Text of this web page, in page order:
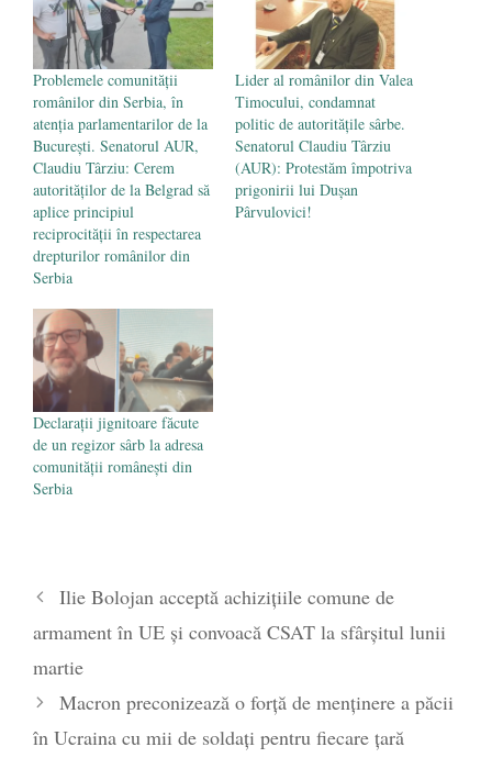
Problemele comunității
românilor din Serbia, în
atenția parlamentarilor de la
București. Senatorul AUR,
Claudiu Târziu: Cerem
autorităților de la Belgrad să
aplice principiul
reciprocității în respectarea
drepturilor românilor din
Serbia
Lider al românilor din Valea
Timocului, condamnat
politic de autoritățile sârbe.
Senatorul Claudiu Târziu
(AUR): Protestăm împotriva
prigonirii lui Dușan
Pârvulovici!
Declarații jignitoare făcute
de un regizor sârb la adresa
comunității românești din
Serbia
Ilie Bolojan acceptă achizițiile comune de
armament în UE și convoacă CSAT la sfârșitul lunii
martie
Macron preconizează o forţă de menţinere a păcii
în Ucraina cu mii de soldați pentru fiecare ţară